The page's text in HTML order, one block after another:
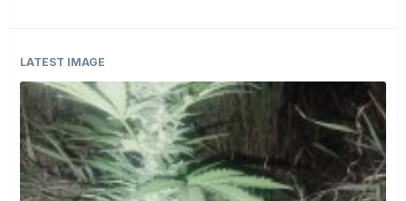
LATEST IMAGE